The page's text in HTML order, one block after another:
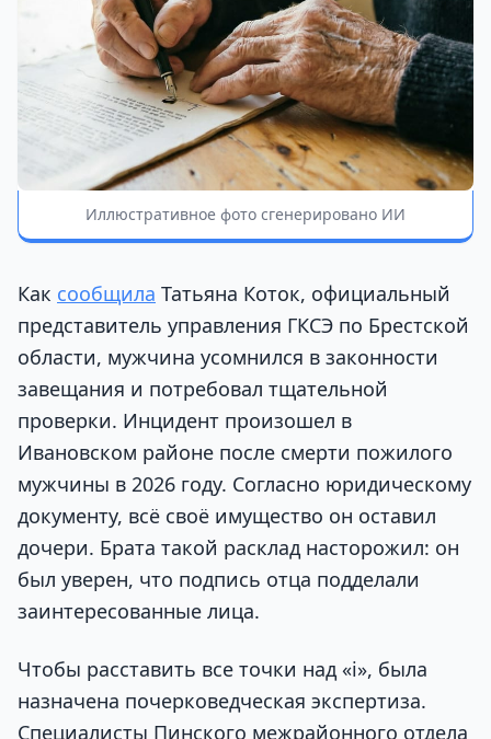
Иллюстративное фото сгенерировано ИИ
Как сообщила Татьяна Коток, официальный
представитель управления ГКСЭ по Брестской
области, мужчина усомнился в законности
завещания и потребовал тщательной
проверки. Инцидент произошел в
Ивановском районе после смерти пожилого
мужчины в 2026 году. Согласно юридическому
документу, всё своё имущество он оставил
дочери. Брата такой расклад насторожил: он
был уверен, что подпись отца подделали
заинтересованные лица.
Чтобы расставить все точки над «i», была
назначена почерковедческая экспертиза.
Специалисты Пинского межрайонного отдела